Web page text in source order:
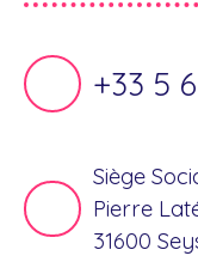
+33 5
Siège
Pierre
31600